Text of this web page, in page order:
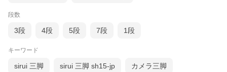
段数
3段 4段 5段 7段 1段
キーワード
sirui 三脚 sirui 三脚 sh15-jp カメラ三脚